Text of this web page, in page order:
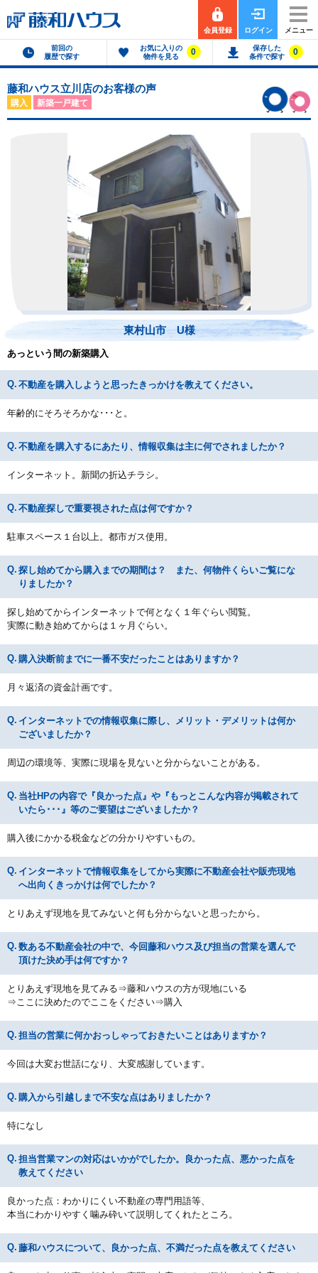
会員登録 ログイン メニュー
前回の
履歴で探す
お気に入りの
物件を見る
0
保存した
条件で探す
0
藤和ハウス立川店のお客様の声
購入 新築一戸建て
東村山市 U様
あっという間の新築購入
不動産を購入しようと思ったきっかけを教えてください。
年齢的にそろそろかな･･･と。
不動産を購入するにあたり、情報収集は主に何でされましたか？
インターネット。新聞の折込チラシ。
不動産探しで重要視された点は何ですか？
駐車スペース１台以上。都市ガス使用。
探し始めてから購入までの期間は？ また、何物件くらいご覧にな
りましたか？
探し始めてからインターネットで何となく１年ぐらい閲覧。
実際に動き始めてからは１ヶ月ぐらい。
購入決断前までに一番不安だったことはありますか？
月々返済の資金計画です。
インターネットでの情報収集に際し、メリット・デメリットは何か
ございましたか？
周辺の環境等、実際に現場を見ないと分からないことがある。
当社HPの内容で『良かった点』や『もっとこんな内容が掲載されて
いたら･･･』等のご要望はございましたか？
購入後にかかる税金などの分かりやすいもの。
インターネットで情報収集をしてから実際に不動産会社や販売現地
へ出向くきっかけは何でしたか？
とりあえず現地を見てみないと何も分からないと思ったから。
数ある不動産会社の中で、今回藤和ハウス及び担当の営業を選んで
頂けた決め手は何ですか？
とりあえず現地を見てみる⇒藤和ハウスの方が現地にいる
⇒ここに決めたのでここをください⇒購入
担当の営業に何かおっしゃっておきたいことはありますか？
今回は大変お世話になり、大変感謝しています。
購入から引越しまで不安な点はありましたか？
特になし
担当営業マンの対応はいかがでしたか。良かった点、悪かった点を
教えてください
良かった点：わかりにくい不動産の専門用語等、
本当にわかりやすく噛み砕いて説明してくれたところ。
藤和ハウスについて、良かった点、不満だった点を教えてください